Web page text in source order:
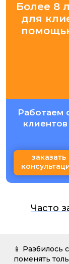
Более 8
для
Работаем
заказать
Часто
📱 Разбилось
поменять